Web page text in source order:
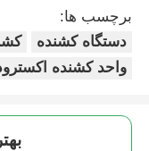
برچسب ها:
دستگاه کشنده
واحد کشنده